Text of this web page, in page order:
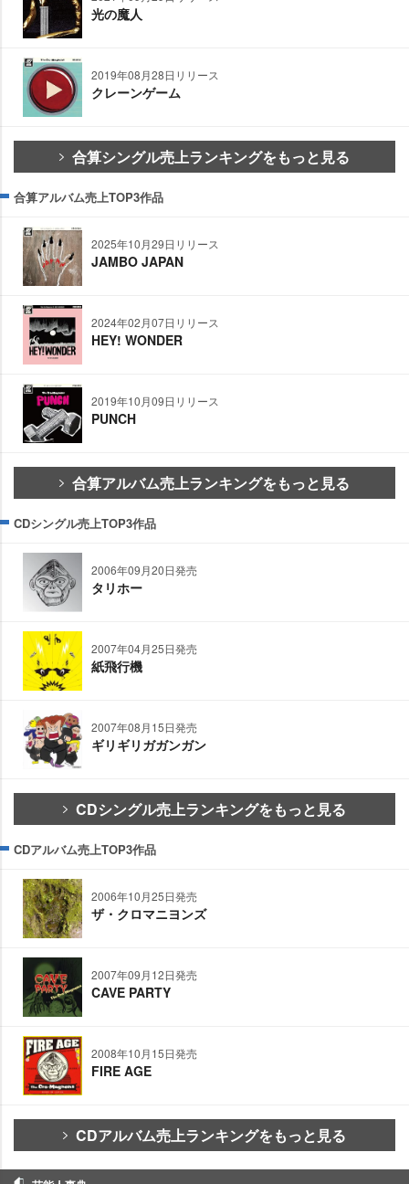
光の魔人
2019年08月28日リリース
クレーンゲーム
合算シングル売上ランキングをもっと見る
合算アルバム売上TOP3作品
2025年10月29日リリース
JAMBO JAPAN
2024年02月07日リリース
HEY! WONDER
2019年10月09日リリース
PUNCH
合算アルバム売上ランキングをもっと見る
CDシングル売上TOP3作品
2006年09月20日発売
タリホー
2007年04月25日発売
紙飛行機
2007年08月15日発売
ギリギリガガンガン
CDシングル売上ランキングをもっと見る
CDアルバム売上TOP3作品
2006年10月25日発売
ザ・クロマニヨンズ
2007年09月12日発売
CAVE PARTY
2008年10月15日発売
FIRE AGE
CDアルバム売上ランキングをもっと見る